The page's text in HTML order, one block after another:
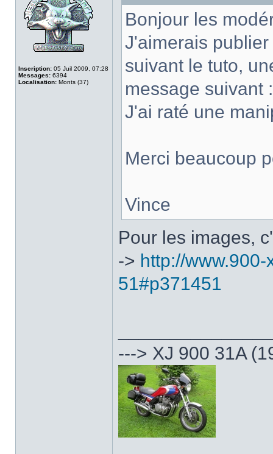
Inscription: 05 Juil 2009, 07:28
Messages: 6394
Localisation: Monts (37)
Bonjour les
J'aimerais
suivant le tuto,
message suivant
J'ai raté une
Merci beaucoup
Vince
Pour les images,
-> http://
51#p371451
---> XJ 900 31A